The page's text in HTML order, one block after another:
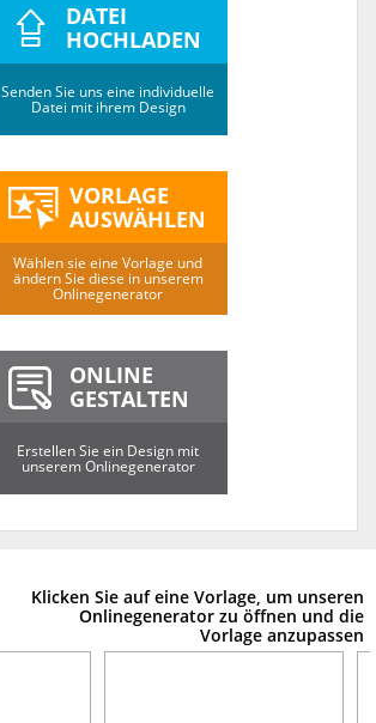
DATEI
HOCHLADEN
Senden Sie uns eine individuelle
Datei mit ihrem Design
VORLAGE
AUSWÄHLEN
Wählen sie eine Vorlage und
ändern Sie diese in unserem
Onlinegenerator
ONLINE
GESTALTEN
Erstellen Sie ein Design mit
unserem Onlinegenerator
Klicken Sie auf eine Vorlage, um unseren
Onlinegenerator zu öffnen und die
Vorlage anzupassen